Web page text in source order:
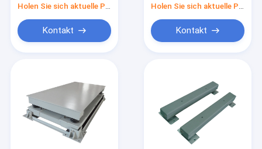
Produkte
Über uns
Fabrik-Ausflug
Holen Sie sich aktuelle Preis
Kontakt
Holen Sie sich aktuelle Preis
Kontakt